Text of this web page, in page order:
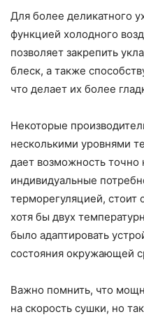
Для более деликатного
функцией холодного
позволяет закрепить
блеск, а также
что делает их более
Некоторые
несколькими уровнями
дает возможность точно
индивидуальные
терморегуляцией, стоит
хотя бы двух
было адаптировать
состояния окружающей
Важно помнить, что
на скорость сушки, но